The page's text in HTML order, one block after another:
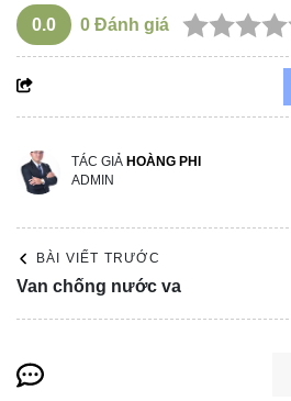
0.0 0 Đánh giá
TÁC GIẢ HOÀNG PHI
ADMIN
BÀI VIẾT TRƯỚC
Van chống nước va